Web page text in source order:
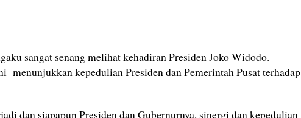
sangat senang melihat kehadiran Presiden Joko Widodo.
menunjukkan kepedulian Presiden dan Pemerintah Pusat terhadap
dan siapapun Presiden dan Gubernurnya, sinergi dan kepedulian